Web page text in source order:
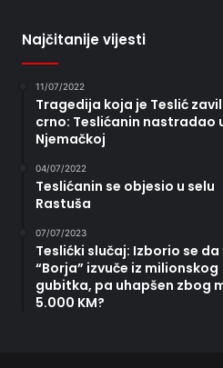
Najčitanije vijesti
11/07/2022
Tragedija koja je Teslić
crno: Teslićanin nastradao
Njemačkoj
04/07/2022
Teslićanin se objesio u selu
Rastuša
07/07/2023
Teslićki slučaj: Izborio se da
“Borja” izvuče iz milionskog
gubitka, pa uhapšen zbog
5.000 KM?